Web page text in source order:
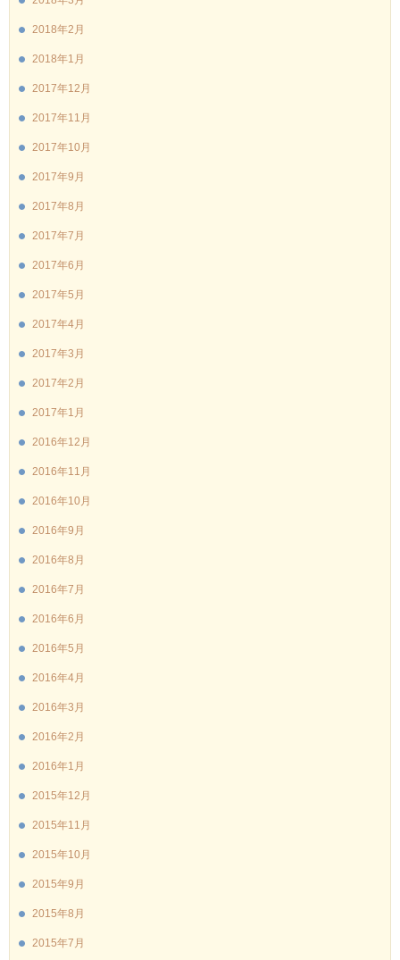
2018年2月
2018年1月
2017年12月
2017年11月
2017年10月
2017年9月
2017年8月
2017年7月
2017年6月
2017年5月
2017年4月
2017年3月
2017年2月
2017年1月
2016年12月
2016年11月
2016年10月
2016年9月
2016年8月
2016年7月
2016年6月
2016年5月
2016年4月
2016年3月
2016年2月
2016年1月
2015年12月
2015年11月
2015年10月
2015年9月
2015年8月
2015年7月